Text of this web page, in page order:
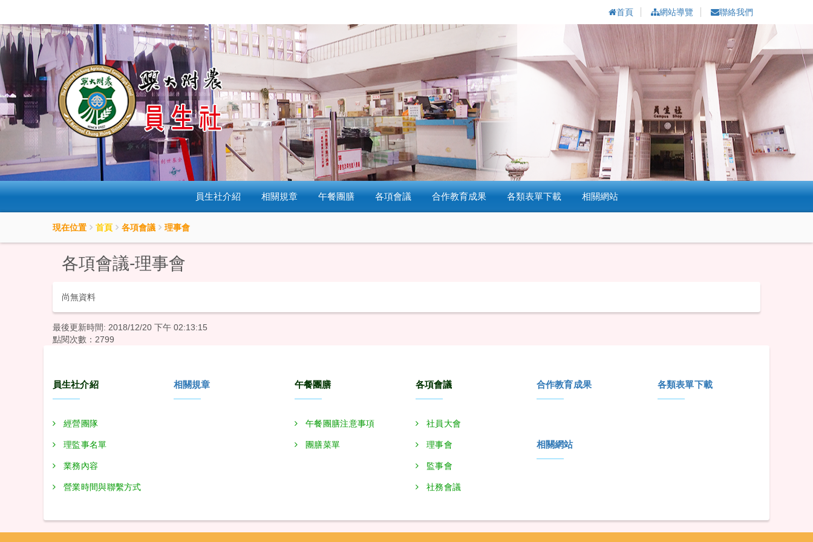
到
主
容
區
首頁 網站導覽 聯絡我們
員生社介紹 相關規章 午餐團膳 各項會議 合作教育成果 各類表單下載 相關網站
現在位置 首頁 各項會議 理事會
各項會議-理事會
尚無資料
最後更新時間: 2018/12/20 下午 02:13:15
點閱次數：2799
員生社介紹
經營團隊
理監事名單
業務內容
營業時間與聯繫方式
相關規章 午餐團膳
午餐團膳注意事項
團膳菜單
各項會議
社員大會
理事會
監事會
社務會議
合作教育成果 各類表單下載
相關網站